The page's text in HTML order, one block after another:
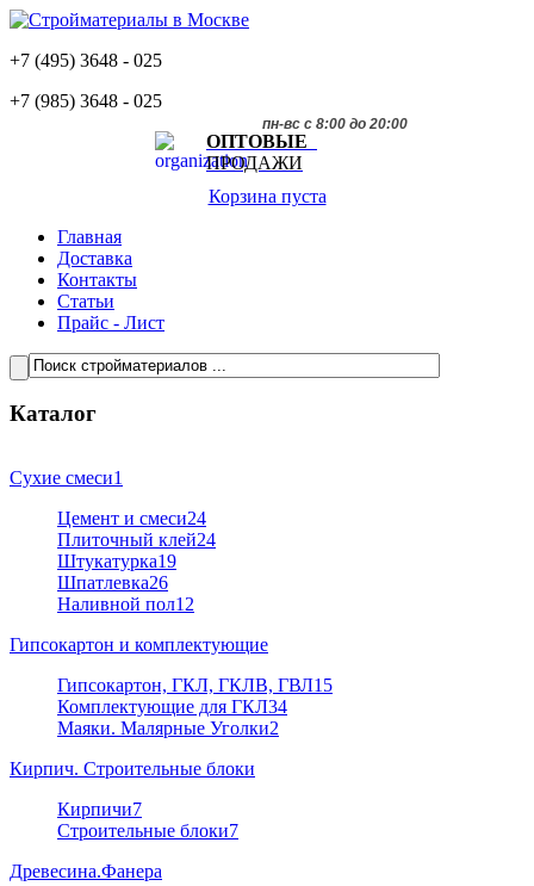
+7 (495) 3648 - 025
+7 (985) 3648 - 025
пн-вс с 8:00 до 20:00
ОПТОВЫЕ
ПРОДАЖИ
Корзина пуста
Главная
Доставка
Контакты
Статьи
Прайс - Лист
Каталог
Сухие смеси1
Цемент и смеси24
Плиточный клей24
Штукатурка19
Шпатлевка26
Наливной пол12
Гипсокартон и комплектующие
Гипсокартон, ГКЛ, ГКЛВ, ГВЛ15
Комплектующие для ГКЛ34
Маяки. Малярные Уголки2
Кирпич. Строительные блоки
Кирпичи7
Строительные блоки7
Древесина.Фанера